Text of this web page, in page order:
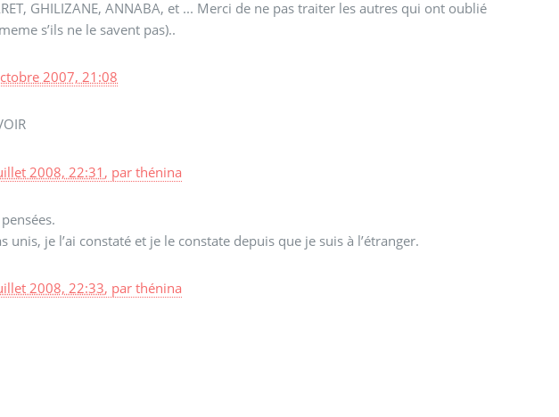
GHILIZANE, ANNABA, et ... Merci de ne pas traiter les autres qui ont oublié
s’ils ne le savent pas)..
2007, 21:08
2008, 22:31 , parthénina
je l’ai constaté et je le constate depuis que je suis à l’étranger.
2008, 22:33, parthénina